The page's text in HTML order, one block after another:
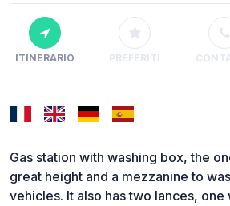
ITINERARIO PREFERITI
Gas station with washing box, the
great height and a mezzanine to
vehicles. It also has two lances, one